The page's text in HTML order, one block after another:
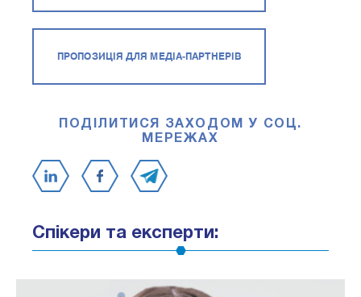
ПРОПОЗИЦІЯ ДЛЯ МЕДІА-ПАРТНЕРІВ
ПОДІЛИТИСЯ ЗАХОДОМ У СОЦ.
МЕРЕЖАХ
Спікери та експерти: